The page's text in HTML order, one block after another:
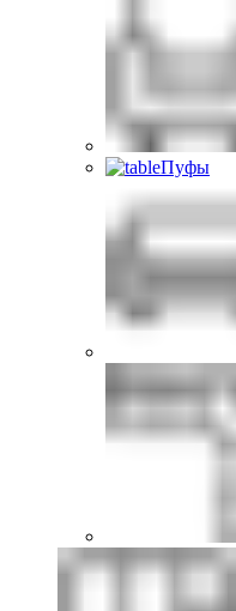
Пуфы